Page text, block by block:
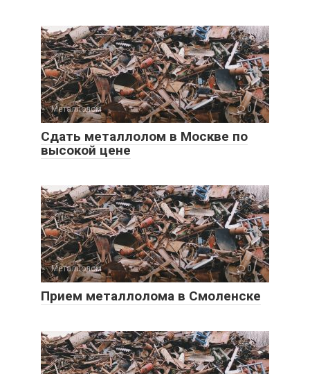
Металлолом 0
Сдать металлолом в Москве по
высокой цене
Металлолом 0
Прием металлолома в Смоленске